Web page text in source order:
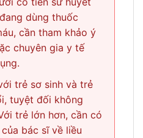
dùng thuốc
cần tham khảo ý
chuyên gia y tế
trẻ sơ sinh và trẻ
tuyệt đối không
trẻ lớn hơn, cần có
bác sĩ về liều